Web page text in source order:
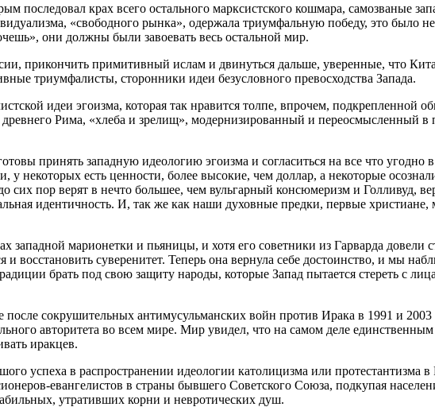
последовал крах всего остального марксистского кошмара, самозваные
«свободного рынка», одержала триумфальную победу, это было
они должны были завоевать весь остальной мир.
прикончить примитивный ислам и двинуться дальше, уверенные, что
триумфалисты, сторонники идеи безусловного превосходства Запада.
идеи эгоизма, которая так нравится толпе, впрочем, подкрепленной
Рима, «хлеба и зрелищ», модернизированный и переосмысленный в
принять западную идеологию эгоизма и согласиться на все что
некоторых есть ценности, более высокие, чем доллар, а некоторые
пор верят в нечто большее, чем вульгарный консюмеризм и Голливуд,
идентичность. И, так же как наши духовные предки, первые
западной марионетки и пьяницы, и хотя его советники из Гарварда довели
и восстановить суверенитет. Теперь она вернула себе достоинство, и мы
брать под свою защиту народы, которые Запад пытается стереть с
после сокрушительных антимусульманских войн против Ирака в 1991 и
авторитета во всем мире. Мир увидел, что на самом деле
иракцев.
успеха в распространении идеологии католицизма или
евангелистов в страны бывшего Советского Союза, подкупая
утративших корни и невротических душ.